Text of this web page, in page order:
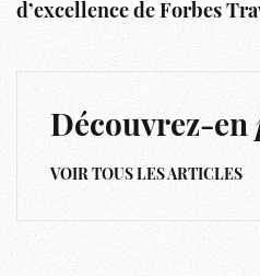
d’excellence de Forbes
Découvrez-en
VOIR TOUS LES ARTICLES